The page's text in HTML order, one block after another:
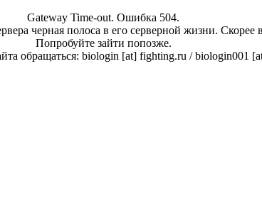
Gateway Time-out. Ошибка 504.
черная полоса в его серверной жизни.
Попробуйте зайти попозже.
обращаться: biologin [at] fighting.ru / biologin001